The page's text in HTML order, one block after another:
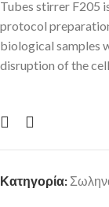
Tubes stirrer F205
protocol
biological samples
disruption of the
Κατηγορία: